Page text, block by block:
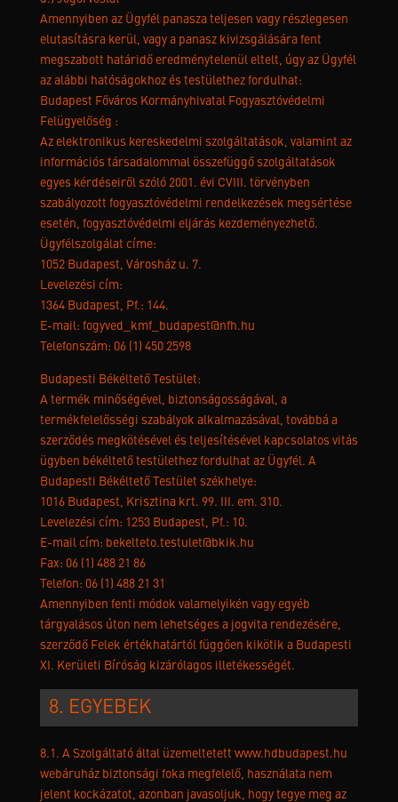
Amennyiben az Ügyfél panasza teljesen vagy részlegesen
elutasításra kerül, vagy a panasz kivizsgálására fent
megszabott határidő eredménytelenül eltelt, úgy az Ügyfél
az alábbi hatóságokhoz és testülethez fordulhat:
Budapest Főváros Kormányhivatal Fogyasztóvédelmi
Felügyelőség :
Az elektronikus kereskedelmi szolgáltatások, valamint az
információs társadalommal összefüggő szolgáltatások
egyes kérdéseiről szóló 2001. évi CVIII. törvényben
szabályozott fogyasztóvédelmi rendelkezések megsértése
esetén, fogyasztóvédelmi eljárás kezdeményezhető.
Ügyfélszolgálat címe:
1052 Budapest, Városház u. 7.
Levelezési cím:
1364 Budapest, Pf.: 144.
E-mail: fogyved_kmf_budapest@nfh.hu
Telefonszám: 06 (1) 450 2598
Budapesti Békéltető Testület:
A termék minőségével, biztonságosságával, a
termékfelelősségi szabályok alkalmazásával, továbbá a
szerződés megkötésével és teljesítésével kapcsolatos vitás
ügyben békéltető testülethez fordulhat az Ügyfél. A
Budapesti Békéltető Testület székhelye:
1016 Budapest, Krisztina krt. 99. III. em. 310.
Levelezési cím: 1253 Budapest, Pf.: 10.
E-mail cím: bekelteto.testulet@bkik.hu
Fax: 06 (1) 488 21 86
Telefon: 06 (1) 488 21 31
Amennyiben fenti módok valamelyikén vagy egyéb
tárgyalásos úton nem lehetséges a jogvita rendezésére,
szerződő Felek értékhatártól függően kikötik a Budapesti
XI. Kerületi Bíróság kizárólagos illetékességét.
8. EGYEBEK
8.1. A Szolgáltató által üzemeltetett www.hdbudapest.hu
webáruház biztonsági foka megfelelő, használata nem
jelent kockázatot, azonban javasoljuk, hogy tegye meg az